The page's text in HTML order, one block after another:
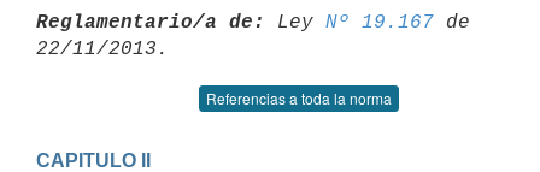
Reglamentario/a de: Ley Nº 19.167 de
Referencias a toda la norma
CAPITULO II